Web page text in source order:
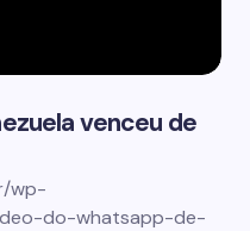
venceu de
wp-
do-whatsapp-de-